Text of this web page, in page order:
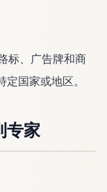
标、广告牌和商
国家或地区。
专家